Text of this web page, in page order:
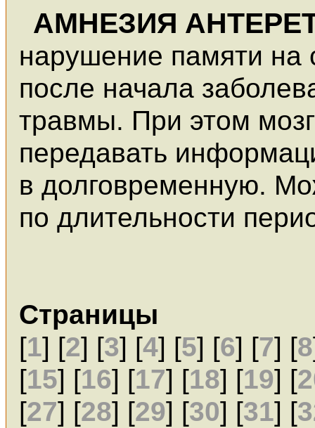
АМНЕЗИЯ
нарушение памяти на
после начала
травмы. При этом
передавать
в долговременную.
по длительности
Страницы
[1] [2] [3] [4] [5] [6] [7] [8
[15] [16] [17] [18] [19] [
[27] [28] [29] [30] [31] [